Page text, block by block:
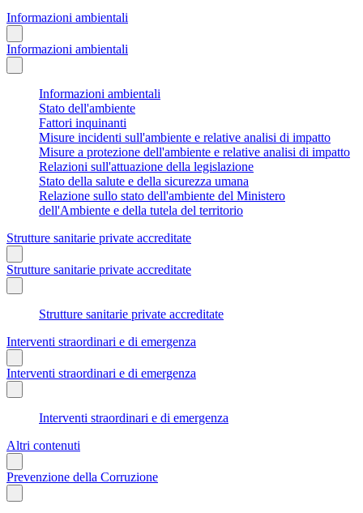
Informazioni ambientali
Informazioni ambientali
Informazioni ambientali
Stato dell'ambiente
Fattori inquinanti
Misure incidenti sull'ambiente e relative analisi di impatto
Misure a protezione dell'ambiente e relative analisi di impatto
Relazioni sull'attuazione della legislazione
Stato della salute e della sicurezza umana
Relazione sullo stato dell'ambiente del Ministero
dell'Ambiente e della tutela del territorio
Strutture sanitarie private accreditate
Strutture sanitarie private accreditate
Strutture sanitarie private accreditate
Interventi straordinari e di emergenza
Interventi straordinari e di emergenza
Interventi straordinari e di emergenza
Altri contenuti
Prevenzione della Corruzione